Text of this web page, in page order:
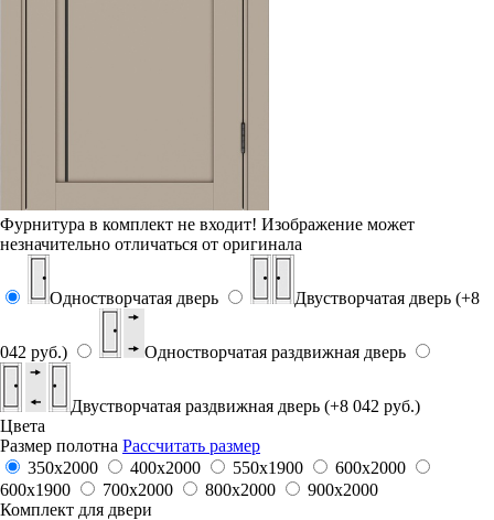
Фурнитура в комплект не входит! Изображение может
незначительно отличаться от оригинала
Одностворчатая дверь Двустворчатая дверь (+8
042 руб.) Одностворчатая раздвижная дверь
Двустворчатая раздвижная дверь (+8 042 руб.)
Цвета
Размер полотна Рассчитать размер
350х2000
400х2000 550х1900
600x2000
600х1900
700x2000 800x2000
900x2000
Комплект для двери